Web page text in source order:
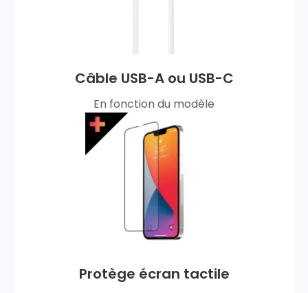
Câble USB-A ou USB-C
En fonction du modèle
Protège écran tactile